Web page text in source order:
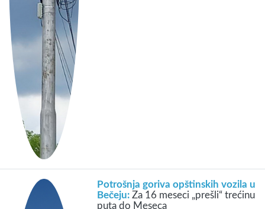
Potrošnja goriva opštinskih vozila u
Bečeju:Za 16 meseci „prešli“ trećinu
puta do Meseca